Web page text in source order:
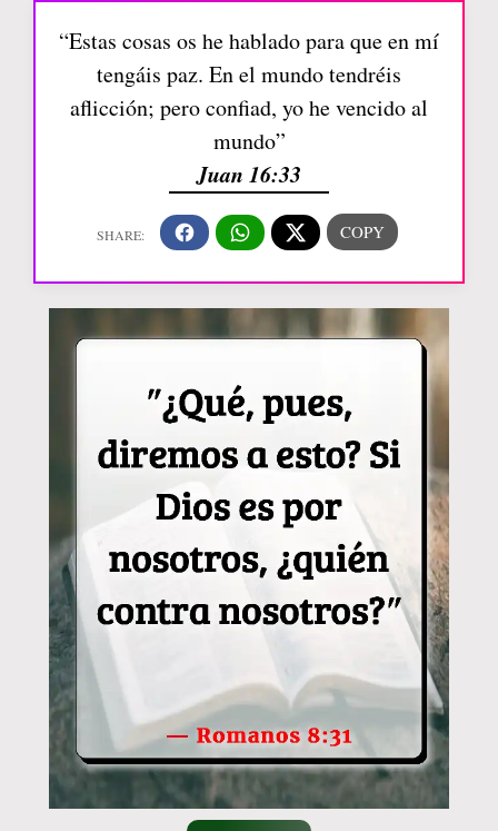
“Estas cosas os he hablado para que en mí
tengáis paz. En el mundo tendréis
aflicción; pero confiad, yo he vencido al
mundo”
Juan 16:33